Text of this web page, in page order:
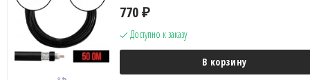
770 ₽
Доступно к заказу
В корзину